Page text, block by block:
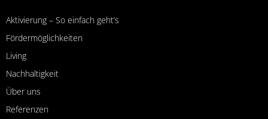
Aktivierung – So einfach geht’s
Fördermöglichkeiten
Living
Nachhaltigkeit
Über uns
Referenzen